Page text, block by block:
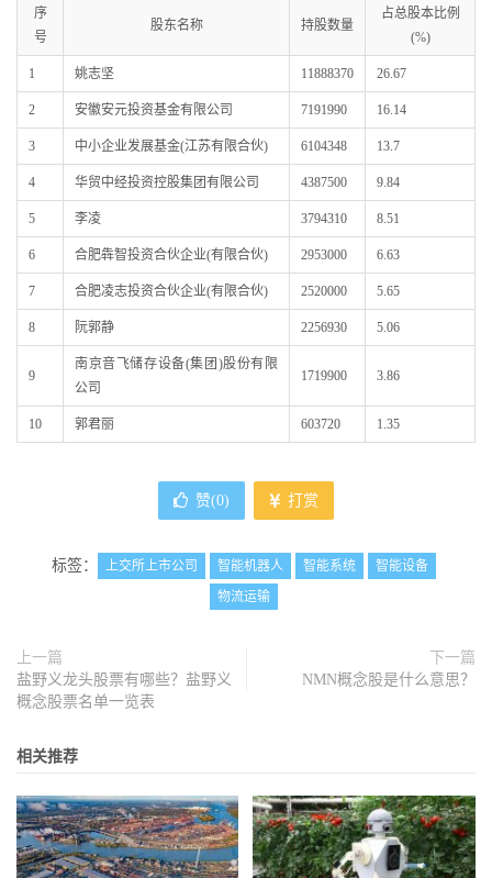
序
号
股东名称 持股数量
占总股本比例
(%)
1 姚志坚 11888370 26.67
2 安徽安元投资基金有限公司 7191990 16.14
3 中小企业发展基金(江苏有限合伙) 6104348 13.7
4 华贸中经投资控股集团有限公司 4387500 9.84
5 李凌 3794310 8.51
6 合肥犇智投资合伙企业(有限合伙) 2953000 6.63
7 合肥凌志投资合伙企业(有限合伙) 2520000 5.65
8 阮郭静 2256930 5.06
9
南京音飞储存设备(集团)股份有限
公司
1719900 3.86
10 郭君丽 603720 1.35
赞(0) 打赏
标签： 上交所上市公司 智能机器人 智能系统
智能设备
物流运输
上一篇
盐野义龙头股票有哪些？盐野义
概念股票名单一览表
下一篇
NMN概念股是什么意思？
相关推荐